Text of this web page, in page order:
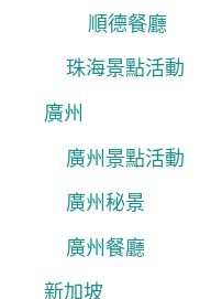
順德餐廳
珠海景點活動
廣州
廣州景點活動
廣州秘景
廣州餐廳
新加坡